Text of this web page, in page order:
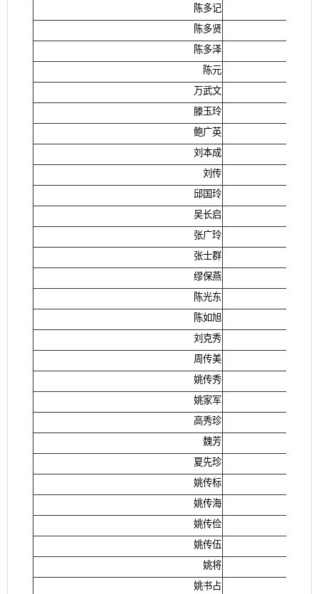
陈多记
陈多贤
陈多泽
陈元
万武文
滕玉玲
鲍广英
刘本成
刘传
邱国玲
吴长启
张广玲
张士群
缪保燕
陈光东
陈如旭
刘克秀
周传美
姚传秀
姚家军
高秀珍
魏芳
夏先珍
姚传标
姚传海
姚传俭
姚传伍
姚将
姚书占